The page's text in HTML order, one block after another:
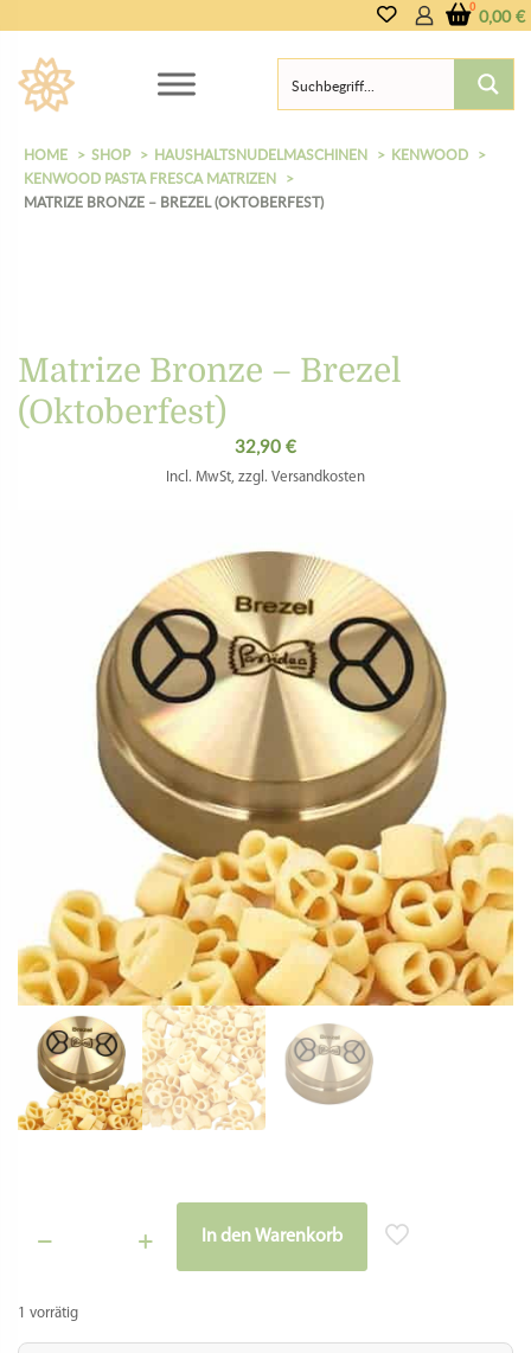
0,00€
HOME SHOP HAUSHALTSNUDELMASCHINEN
KENWOOD
KENWOOD PASTA FRESCA MATRIZEN
MATRIZE BRONZE – BREZEL (OKTOBERFEST)
Matrize Bronze – Brezel
(Oktoberfest)
32,90 €
Incl. MwSt, zzgl. Versandkosten
1 vorrätig
Matrize
Brezel
In den Warenkorb
Alternative: